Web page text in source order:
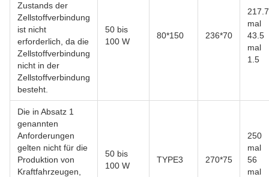
Zustands der
Zellstoffverbindung
ist nicht
erforderlich, da die
Zellstoffverbindung
nicht in der
Zellstoffverbindung
besteht.
50 bis
100 W
80*150 236*70
217.7
mal
43.5
mal
1.5
Die in Absatz 1
genannten
Anforderungen
gelten nicht für die
Produktion von
Kraftfahrzeugen,
50 bis
100 W
TYPE3 270*75
250
mal
56
mal